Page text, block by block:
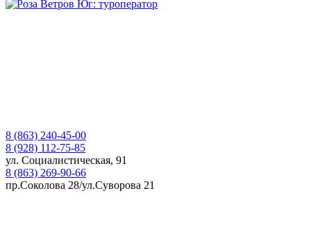
8 (863) 240-45-00
8 (928) 112-75-85
ул. Социалистическая, 91
8 (863) 269-90-66
пр.Соколова 28/ул.Суворова 21